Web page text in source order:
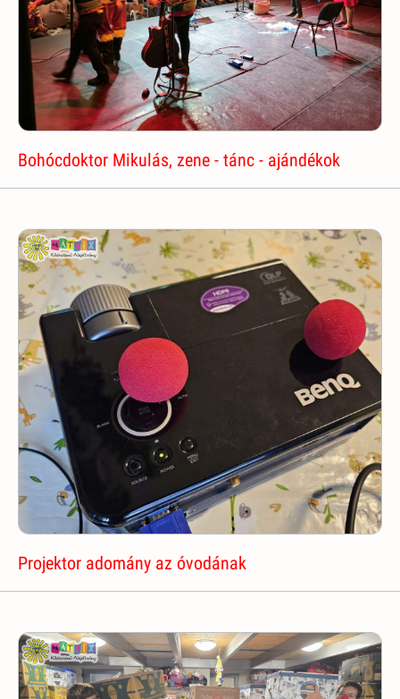
Bohócdoktor Mikulás, zene - tánc - ajándékok
Projektor adomány az óvodának